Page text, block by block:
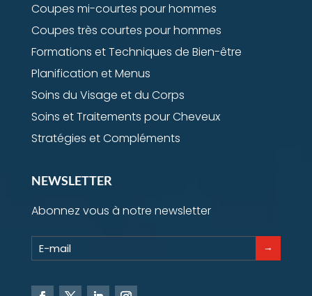
Coupes mi-courtes pour hommes
Coupes très courtes pour hommes
Formations et Techniques de Bien-être
Planification et Menus
Soins du Visage et du Corps
Soins et Traitements pour Cheveux
Stratégies et Compléments
NEWSLETTER
Abonnez vous à notre newsletter
→